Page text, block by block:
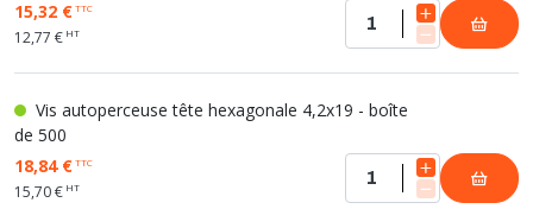
15,32 €TTC
12,77 € HT
Vis autoperceuse tête hexagonale 4,2x19 - boîte
de 500
18,84 €TTC
15,70 € HT